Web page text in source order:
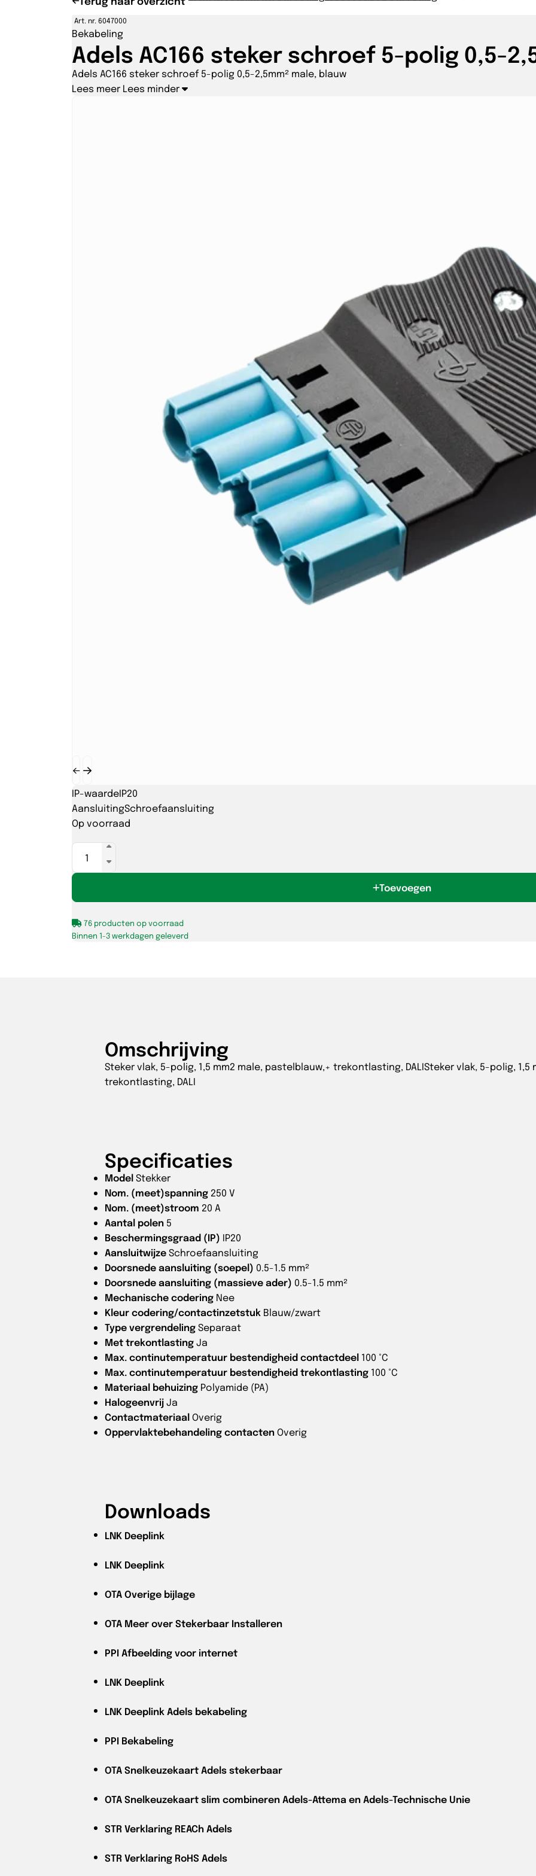
Art. nr. 6047000
Bekabeling
Adels AC166 steker schroef 5-polig 0,5-
Adels AC166 steker schroef 5-polig 0,5-2,5mm² male, blauw
Lees meer Lees minder
IP-waardeIP20
AansluitingSchroefaansluiting
Op voorraad
AC166
steker
schroef
polig
0,5-
Toevoegen
76 producten op voorraad
Binnen 1-3 werkdagen geleverd
Omschrijving
Steker vlak, 5-polig, 1,5 mm2 male, pastelblauw,+ trekontlasting, DALISteker vlak, 5-polig, 1,5
trekontlasting, DALI
Specificaties
ModelStekker
Nom. (meet)spanning 250 V
Nom. (meet)stroom 20 A
Aantal polen 5
Beschermingsgraad (IP) IP20
AansluitwijzeSchroefaansluiting
Doorsnede aansluiting (soepel) 0.5-1.5 mm²
Doorsnede aansluiting (massieve ader) 0.5-1.5 mm²
Mechanische codering Nee
Kleur codering/contactinzetstuk Blauw/zwart
Type vergrendelingSeparaat
Met trekontlastingJa
Max. continutemperatuur bestendigheid contactdeel 100 °C
Max. continutemperatuur bestendigheid trekontlasting 100 °C
Materiaal behuizing Polyamide (PA)
HalogeenvrijJa
ContactmateriaalOverig
Oppervlaktebehandeling contactenOverig
Downloads
LNK Deeplink
LNK Deeplink
OTAOverige bijlage
OTA Meer over Stekerbaar Installeren
PPIAfbeelding voor internet
LNK Deeplink
LNK Deeplink Adels bekabeling
PPI Bekabeling
OTASnelkeuzekaart Adels stekerbaar
OTASnelkeuzekaart slim combineren Adels-Attema en Adels-Technische Unie
STRVerklaring REACh Adels
STRVerklaring RoHS Adels